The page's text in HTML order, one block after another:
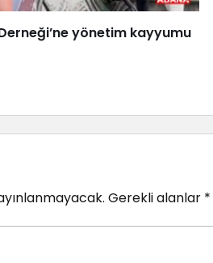
yönetim kayyumu
Gerekli alanlar *